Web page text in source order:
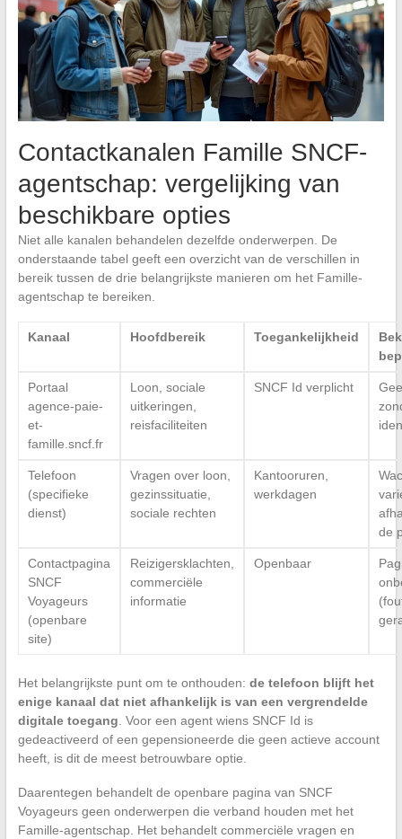
Contactkanalen Famille SNCF-
agentschap: vergelijking van
beschikbare opties
Niet alle kanalen behandelen dezelfde onderwerpen. De
onderstaande tabel geeft een overzicht van de verschillen in
bereik tussen de drie belangrijkste manieren om het Famille-
agentschap te bereiken.
Kanaal Hoofdbereik Toegankelijkheid
Portaal
agence-paie-
et-
famille.sncf.fr
Loon, sociale
uitkeringen,
reisfaciliteiten
SNCF Id verplicht
Telefoon
(specifieke
dienst)
Vragen over loon,
gezinssituatie,
sociale rechten
Kantooruren,
werkdagen
de
Contactpagina
SNCF
Voyageurs
(openbare
site)
Reizigersklachten,
commerciële
informatie
Openbaar
Het belangrijkste punt om te onthouden: de telefoon blijft het
enige kanaal dat niet afhankelijk is van een vergrendelde
digitale toegang. Voor een agent wiens SNCF Id is
gedeactiveerd of een gepensioneerde die geen actieve account
heeft, is dit de meest betrouwbare optie.
Daarentegen behandelt de openbare pagina van SNCF
Voyageurs geen onderwerpen die verband houden met het
Famille-agentschap. Het behandelt commerciële vragen en